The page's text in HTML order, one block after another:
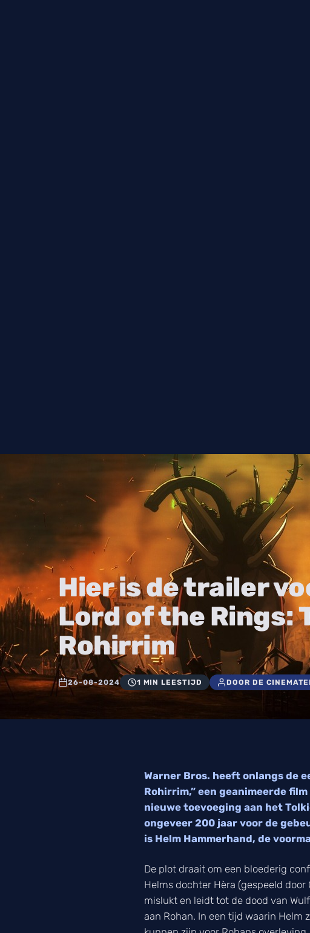
Hier is de trailer
Lord of the Rings:
Rohirrim
26-08-2024 1 MIN LEESTIJD DOOR DE
Warner Bros. heeft onlangs de
Rohirrim,” een geanimeerde
nieuwe toevoeging aan het
ongeveer 200 jaar voor de
is Helm Hammerhand, de
De plot draait om een bloederig
Helms dochter Hèra (gespeeld door
mislukt en leidt tot de dood van
aan Rohan. In een tijd waarin Helm